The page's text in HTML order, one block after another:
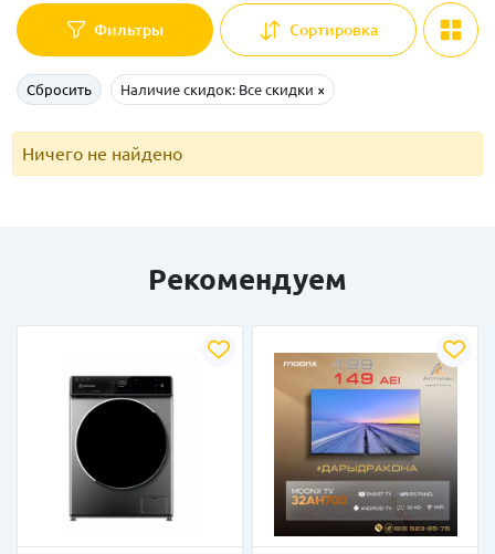
Фильтры Сортировка
Сбросить Наличие скидок: Все скидки ×
Ничего не найдено
Рекомендуем